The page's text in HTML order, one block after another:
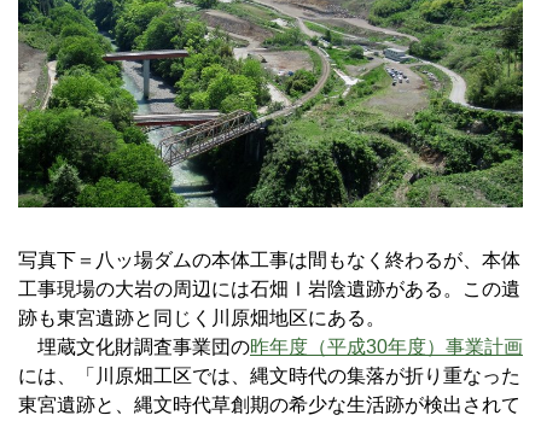
写真下＝八ッ場ダムの本体工事は間もなく終わるが、本体
工事現場の大岩の周辺には石畑Ⅰ岩陰遺跡がある。この遺
跡も東宮遺跡と同じく川原畑地区にある。
埋蔵文化財調査事業団の昨年度（平成30年度）事業計画
には、「川原畑工区では、縄文時代の集落が折り重なった
東宮遺跡と、縄文時代草創期の希少な生活跡が検出されて